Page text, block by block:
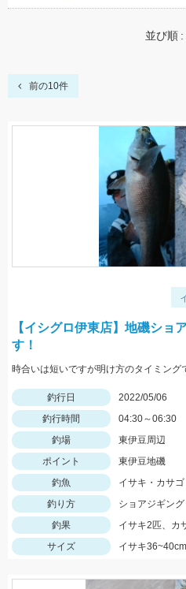
並び順
前の10件
【イシグロ伊東店】地磯ショ
す！
釣行日
2022/05/06
釣行時間
04:30～06:30
釣場
東伊豆周辺
ポイント
東伊豆地磯
釣魚
イサキ・カサゴ
釣り方
ショアジギング
釣果
イサキ2匹、カ
サイズ
イサキ